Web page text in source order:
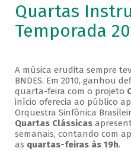
Quartas
Temporada
A música erudita sempre
BNDES. Em 2010, ganhou
quarta-feira com o projeto
início oferecia ao público
Orquestra Sinfônica
Quartas Clássicas
semanais, contando com
as quartas-feiras às 19h.